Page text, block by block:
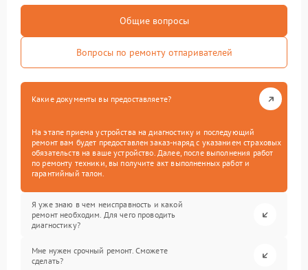
Общие вопросы
Вопросы по ремонту отпаривателей
Какие документы вы предоставляете?
На этапе приема устройства на диагностику и последующий
ремонт вам будет предоставлен заказ-наряд с указанием страховых
обязательств на ваше устройство. Далее, после выполнения работ
по ремонту техники, вы получите акт выполненных работ и
гарантийный талон.
Я уже знаю в чем неисправность и какой
ремонт необходим. Для чего проводить
диагностику?
Мне нужен срочный ремонт. Сможете
сделать?